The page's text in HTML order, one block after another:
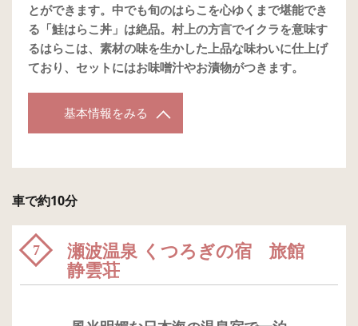
とができます。中でも旬のはらこを心ゆくまで堪能でき
る「鮭はらこ丼」は絶品。村上の方言でイクラを意味す
るはらこは、素材の味を生かした上品な味わいに仕上げ
ており、セットにはお味噌汁やお漬物がつきます。
基本情報をみる
車で約10分
7
瀬波温泉 くつろぎの宿 旅館
静雲荘